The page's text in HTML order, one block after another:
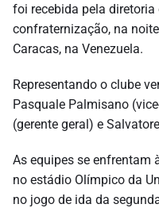
foi recebida pela
confraternização, na
Caracas, na Venezuela.
Representando o clube
Pasquale Palmisano
(gerente geral) e
As equipes se enfrentam
no estádio Olímpico da
no jogo de ida da